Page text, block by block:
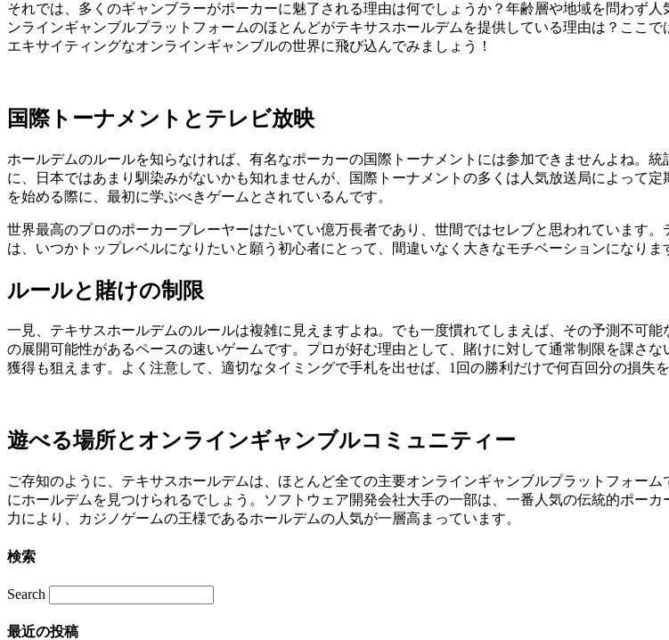
それでは、多くのギャンブラーがポーカーに魅了される理由は何でしょうか？年齢層や地域を問わず
ンラインギャンブルプラットフォームのほとんどがテキサスホールデムを提供している理由は？ここ
エキサイティングなオンラインギャンブルの世界に飛び込んでみましょう！
国際トーナメントとテレビ放映
ホールデムのルールを知らなければ、有名なポーカーの国際トーナメントには参加できませんよね。
に、日本ではあまり馴染みがないかも知れませんが、国際トーナメントの多くは人気放送局によって
を始める際に、最初に学ぶべきゲームとされているんです。
世界最高のプロのポーカープレーヤーはたいてい億万長者であり、世間ではセレブと思われています
は、いつかトップレベルになりたいと願う初心者にとって、間違いなく大きなモチベーションになり
ルールと賭けの制限
一見、テキサスホールデムのルールは複雑に見えますよね。でも一度慣れてしまえば、その予測不可
の展開可能性があるペースの速いゲームです。プロが好む理由として、賭けに対して通常制限を課さ
獲得も狙えます。よく注意して、適切なタイミングで手札を出せば、1回の勝利だけで何百回分の損失
遊べる場所とオンラインギャンブルコミュニティー
ご存知のように、テキサスホールデムは、ほとんど全ての主要オンラインギャンブルプラットフォー
にホールデムを見つけられるでしょう。ソフトウェア開発会社大手の一部は、一番人気の伝統的ポー
力により、カジノゲームの王様であるホールデムの人気が一層高まっています。
検索
Search
最近の投稿